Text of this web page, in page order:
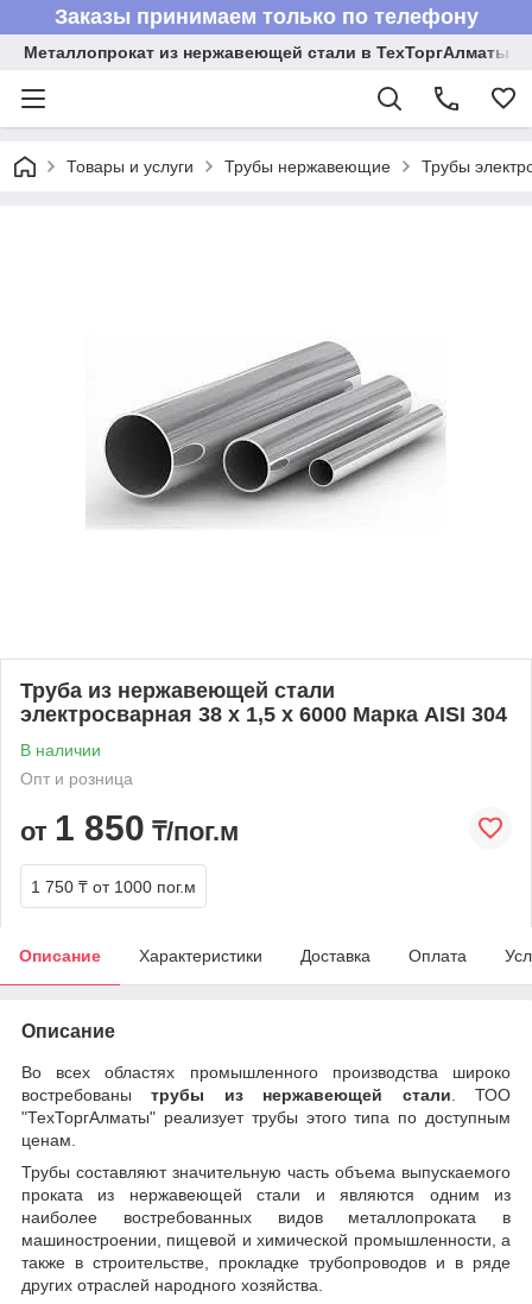
Заказы принимаем только по телефону
Металлопрокат из нержавеющей стали в ТехТоргАлматы
Товары и услуги Трубы нержавеющие Трубы
Труба из нержавеющей стали
электросварная 38 х 1,5 х 6000 Марка AISI 304
В наличии
Опт и розница
от 1 850 ₸/пог.м
1 750 ₸ от 1000 пог.м
Описание Характеристики Доставка Оплата
Описание
Во всех областях промышленного производства широко
востребованытрубы из нержавеющей стали . ТОО
"ТехТоргАлматы" реализует трубы этого типа по доступным
ценам.
Трубы составляют значительную часть объема выпускаемого
проката из нержавеющей стали и являются одним из
наиболее востребованных видов металлопроката в
машиностроении, пищевой и химической промышленности, а
также в строительстве, прокладке трубопроводов и в ряде
других отраслей народного хозяйства.